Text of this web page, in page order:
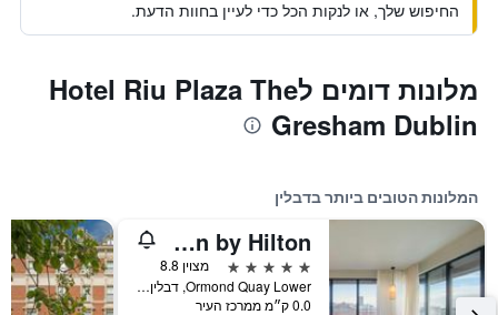
החיפוש שלך, או לנקות הכל כדי לעיין בחוות הדעת.
מלונות דומים לHotel Riu Plaza The
Gresham Dublin
המלונות הטובים ביותר בדבלין
The Morrison Dublin, Curio Collection by Hilton
5 כוכבים
מצוין 8.8
Ormond Quay Lower, דבלין, אירלנד
0.0 ק״מ ממרכז העיר